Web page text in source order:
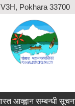
Pokhara 33700
सम्बन्धी सूचना